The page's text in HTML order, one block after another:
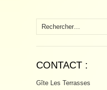
Rechercher :
CONTACT :
Gîte Les Terrasses